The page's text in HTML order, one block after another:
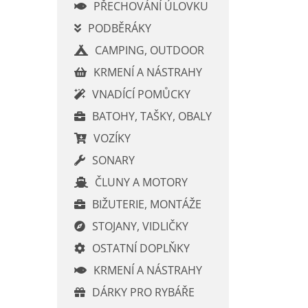
PŘECHOVÁNÍ ÚLOVKU
PODBĚRÁKY
CAMPING, OUTDOOR
KRMENÍ A NÁSTRAHY
VNADÍCÍ POMŮCKY
BATOHY, TAŠKY, OBALY
VOZÍKY
SONARY
ČLUNY A MOTORY
BIŽUTERIE, MONTÁŽE
STOJANY, VIDLIČKY
OSTATNÍ DOPLŇKY
KRMENÍ A NÁSTRAHY
DÁRKY PRO RYBÁŘE